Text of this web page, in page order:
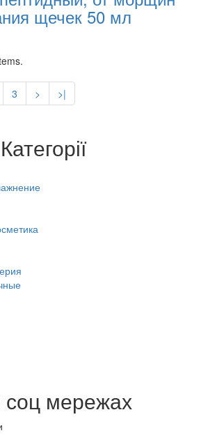
щечек 50 мл
3 > >|
Категорії
мережах